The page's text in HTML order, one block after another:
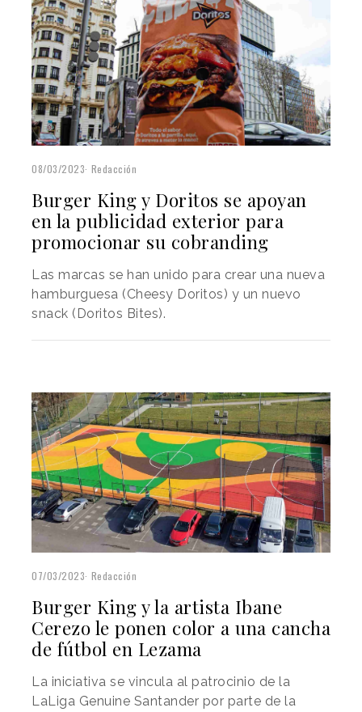
08/03/2023 Redacción
Burger King y Doritos se apoyan
en la publicidad exterior para
promocionar su cobranding
Las marcas se han unido para crear una nueva
hamburguesa (Cheesy Doritos) y un nuevo
snack (Doritos Bites).
07/03/2023 Redacción
Burger King y la artista Ibane
Cerezo le ponen color a una cancha
de fútbol en Lezama
La iniciativa se vincula al patrocinio de la
LaLiga Genuine Santander por parte de la